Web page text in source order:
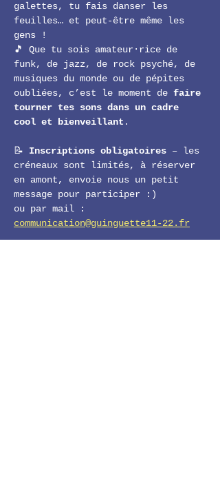
galettes, tu fais danser les
feuilles… et peut-être même les
gens !
🎵 Que tu sois amateur·rice de
funk, de jazz, de rock psyché, de
musiques du monde ou de pépites
oubliées, c’est le moment de faire
tourner tes sons dans un cadre
cool et bienveillant .
📝 Inscriptions obligatoires – les
créneaux sont limités, à réserver
en amont, envoie nous un petit
message pour participer :)
ou par mail :
communication@guinguette11-22.fr